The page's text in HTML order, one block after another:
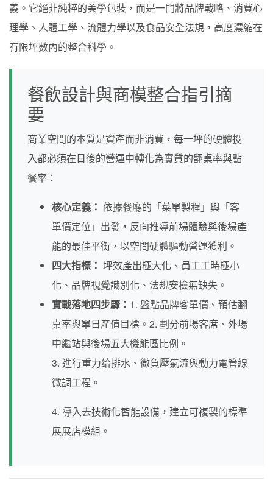
義。它絕非純粹的美學包裝，而是一門將品牌戰略、消費心
理學、人體工學、流體力學以及食品安全法規，高度濃縮在
有限坪數內的整合科學。
餐飲設計與商模整合指引摘
要
商業空間的本質是資產而非消費，每一坪的硬體投
入都必須在日後的營運中轉化為實質的翻桌率與點
餐率：
核心定義： 依據餐廳的「菜單製程」與「客
單價定位」出發，反向推導前場體驗與後場產
能的最佳平衡，以空間硬體驅動營運獲利。
四大指標： 坪效產出極大化、員工工時極小
化、品牌視覺識別化、法規安檢無缺失。
實戰落地四步驟： 1. 盤點品牌客單價、預估翻
桌率與單日產值目標。2. 劃分前場客席、外場
中繼站與後場五大機能區比例。
3. 進行重力给排水、微負壓氣流與動力電管線
微調工程。
4. 導入去技術化智能設備，建立可複製的標準
展展店模組。